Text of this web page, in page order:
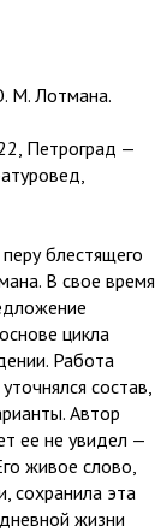
М. Лотмана.
Петроград —
блестящего
В свое время
цикла
Работа
состав,
Автор
ее не увидел —
живое слово,
сохранила эта
жизни